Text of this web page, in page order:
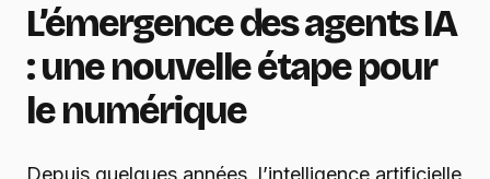
L’émergence des agents IA
: une nouvelle étape pour
le numérique